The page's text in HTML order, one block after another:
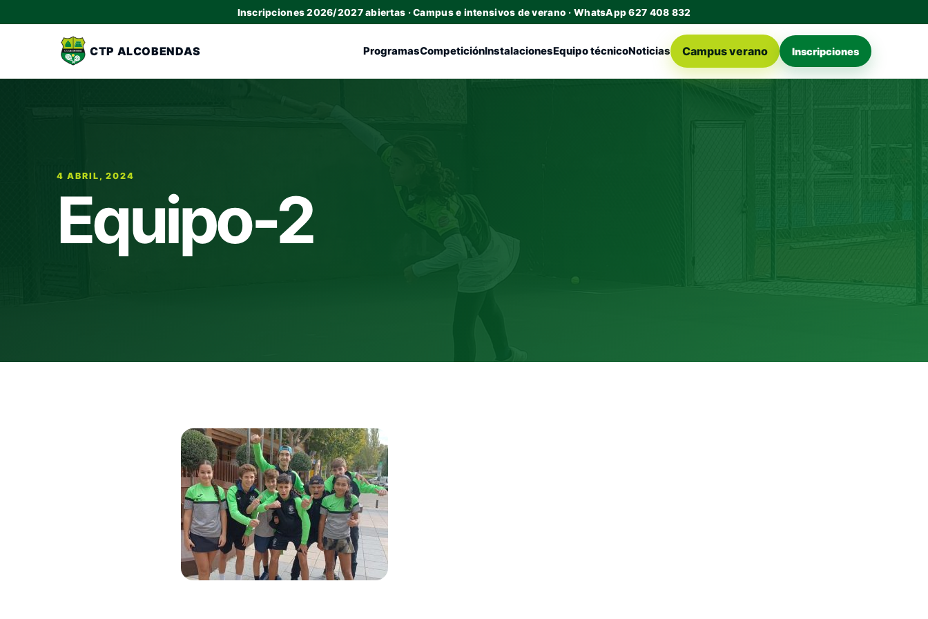
Inscripciones 2026/2027 abiertas · Campus e intensivos de verano · WhatsApp 627 408 832
CTP ALCOBENDAS ProgramasCompeticiónInstalacionesEquipo técnicoNoticias Campus verano Inscripciones
4 ABRIL, 2024
Equipo-2